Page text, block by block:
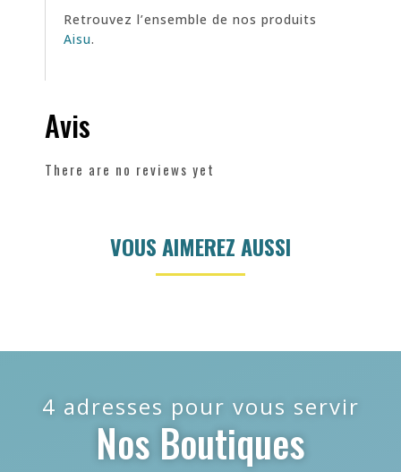
Retrouvez l’ensemble de nos produits
Aisu.
Avis
There are no reviews yet
VOUS AIMEREZ AUSSI
4 adresses pour vous servir
Nos Boutiques